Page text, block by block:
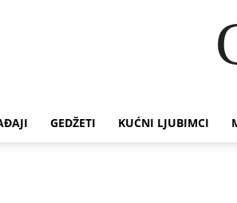
GEDŽETI KUĆNI LJUBIMCI